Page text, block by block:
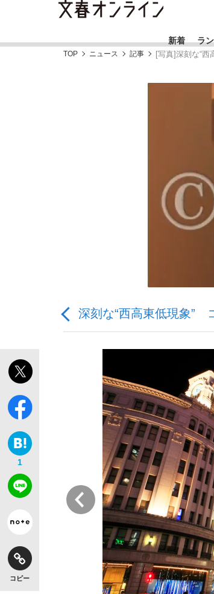
新着 ラ
「90%は失敗する。でも…
「敗因分析は一切聞かれなか
「目標達成できなかったか
キングの誕生を、目撃せよ。
the Style
TOP ニュース 記事 [写真]深刻な“
深刻な“西高東低現象”
1
コピー
前